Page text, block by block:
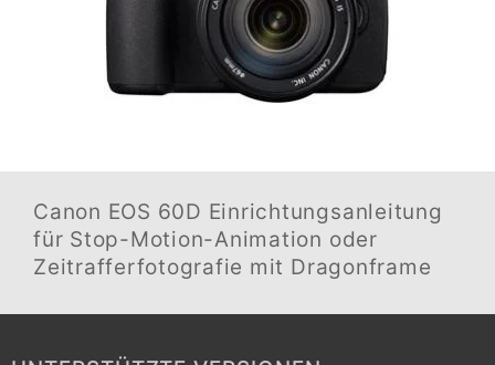
Canon EOS 60D Einrichtungsanleitung
für Stop-Motion-Animation oder
Zeitrafferfotografie mit Dragonframe